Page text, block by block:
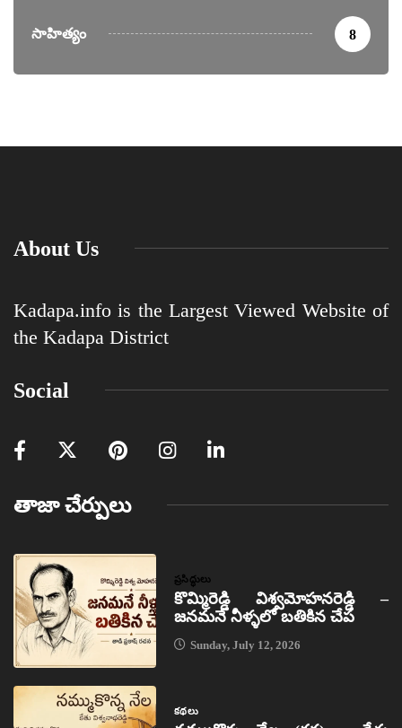
సాహిత్యం 8
About Us
Kadapa.info is the Largest Viewed Website of
the Kadapa District
Social
తాజా చేర్పులు
ప్రసిద్ధులు
కొమ్మిరెడ్డి విశ్వమోహనరెడ్డి –
జనమనే నీళ్ళలో బతికిన చేప
Sunday, July 12, 2026
కథలు